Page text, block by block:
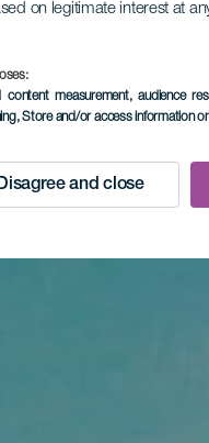
on legitimate interest at
measurement, audience
, Store and/or access information
and close